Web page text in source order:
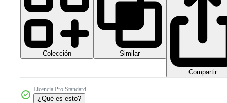
Colección Similar
Compartir
Licencia Pro Standard
¿Qué es esto?